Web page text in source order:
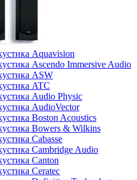
Aquavision
Ascendo Immersive Audio
ASW
ATC
Audio Physic
AudioVector
Boston Acoustics
Bowers & Wilkins
Cabasse
Cambridge Audio
Canton
Ceratec